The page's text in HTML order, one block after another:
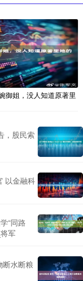
御姐，没人知道原著里
，股民索
以金融科
“同路
军
断水断粮